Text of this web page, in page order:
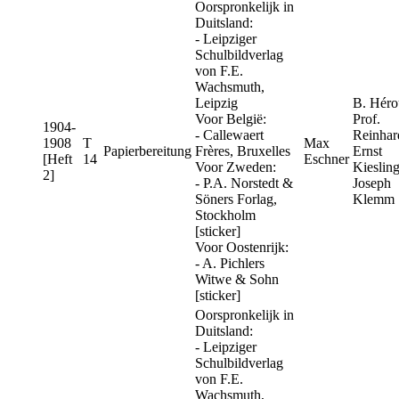
1904-
1908
[Heft
2]
T
14
Papierbereitung
Oorspronkelijk in
Duitsland:
- Leipziger
Schulbildverlag
von F.E.
Wachsmuth,
Leipzig
Voor België:
- Callewaert
Frères, Bruxelles
Voor Zweden:
- P.A. Norstedt &
Söners Forlag,
Stockholm
[sticker]
Voor Oostenrijk:
- A. Pichlers
Witwe & Sohn
[sticker]
Max
Eschner
B.
Prof.
Ernst
Joseph
Klemm
Oorspronkelijk in
Duitsland:
- Leipziger
Schulbildverlag
von F.E.
Wachsmuth,